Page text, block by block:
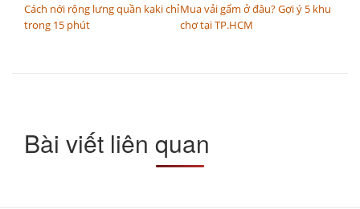
Cách nới rộng lưng quần kaki chỉ
trong 15 phút
Mua vải gấm ở đâu? Gợi ý 5 khu
chợ tại TP.HCM
Bài viết liên quan